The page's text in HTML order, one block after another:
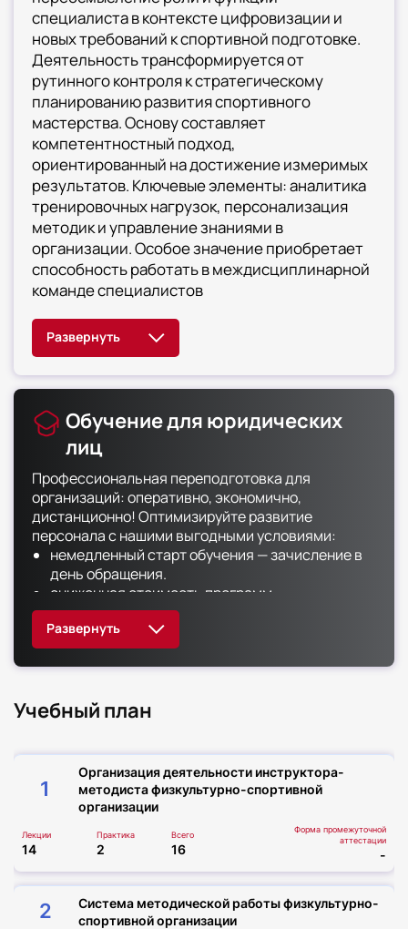
специалиста в контексте цифровизации и
новых требований к спортивной подготовке.
Деятельность трансформируется от
рутинного контроля к стратегическому
планированию развития спортивного
мастерства. Основу составляет
компетентностный подход,
ориентированный на достижение измеримых
результатов. Ключевые элементы: аналитика
тренировочных нагрузок, персонализация
методик и управление знаниями в
организации. Особое значение приобретает
способность работать в междисциплинарной
команде специалистов
Обучение для юридических
лиц
Профессиональная переподготовка для
организаций: оперативно, экономично,
дистанционно! Оптимизируйте развитие
персонала с нашими выгодными условиями:
немедленный старт обучения — зачисление в
день обращения.
сниженная стоимость программ —
специальные скидки до 50% для
корпоративных клиентов.
обширный выбор из 500+ направлений — от
кадрового делопроизводителя до юриста.
сотрудники учатся без отрыва от работы.
документов.
оригиналы документов доставляем почтой —
бесплатно и в любой регион.
персональные условия для постоянных
партнёров и групповых заявок —
дополнительные льготы при оформлении.
Закроем все ваши потребности в корпоративном
обучении быстро и с максимальной выгодой!
Учебный план
1
Организация деятельности инструктора-
методиста физкультурно-спортивной
организации
Лекции
14
Практика
2
Всего
16
Форма промежуточной
аттестации
-
2
Система методической работы физкультурно-
спортивной организации